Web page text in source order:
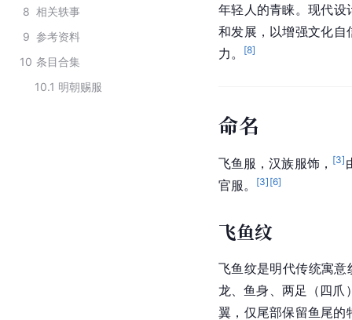
8 相关轶事
9 参考资料
10 条目合集
10.1 明朝赐服
年轻人的青睐。现代设
和发展，以增强文化自
力。
[8]
命名
飞鱼服，汉族服饰， [3]
官服。
[3] [6]
飞鱼纹
飞鱼纹是明代传统寓意
龙、鱼身、两足（四爪
翼，仅尾部保留鱼尾的